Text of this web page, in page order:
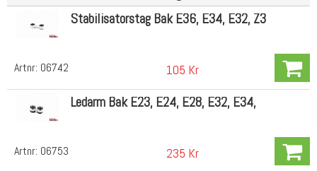
Artnr: 06742
Stabilisatorstag Bak E36, E34, E32, Z3
105 Kr
Artnr: 06753
Ledarm Bak E23, E24, E28, E32, E34,
235 Kr